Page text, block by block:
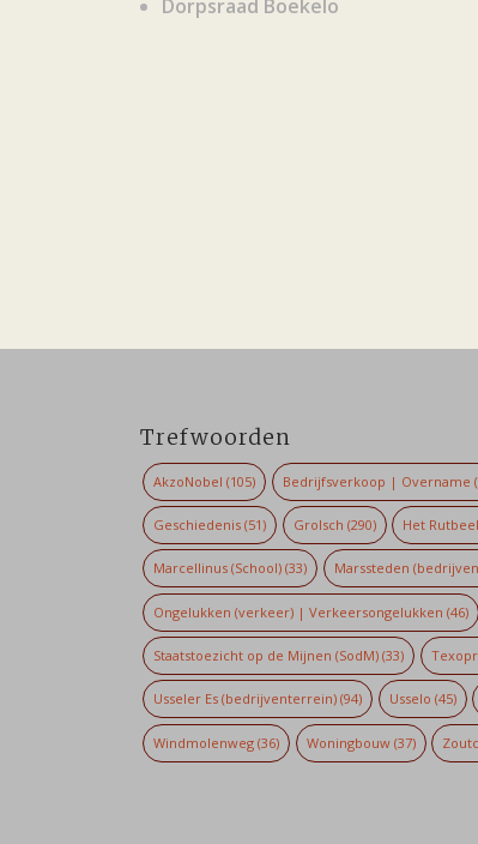
Dorpsraad Boekelo
Trefwoorden
AkzoNobel (105) Bedrijfsverkoop | Overname
Geschiedenis (51) Grolsch (290) Het
Marcellinus (School) (33) Marssteden
Ongelukken (verkeer) | Verkeersongelukken (46)
Staatstoezicht op de Mijnen (SodM) (33)
Usseler Es (bedrijventerrein) (94) Usselo (45)
Windmolenweg (36) Woningbouw(37)